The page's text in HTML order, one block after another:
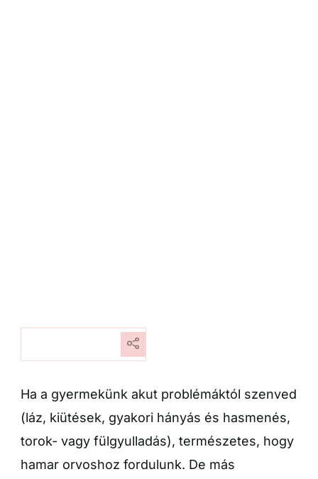
Ha a gyermekünk akut problémáktól szenved
(láz, kiütések, gyakori hányás és hasmenés,
torok- vagy fülgyulladás), természetes, hogy
hamar orvoshoz fordulunk. De más